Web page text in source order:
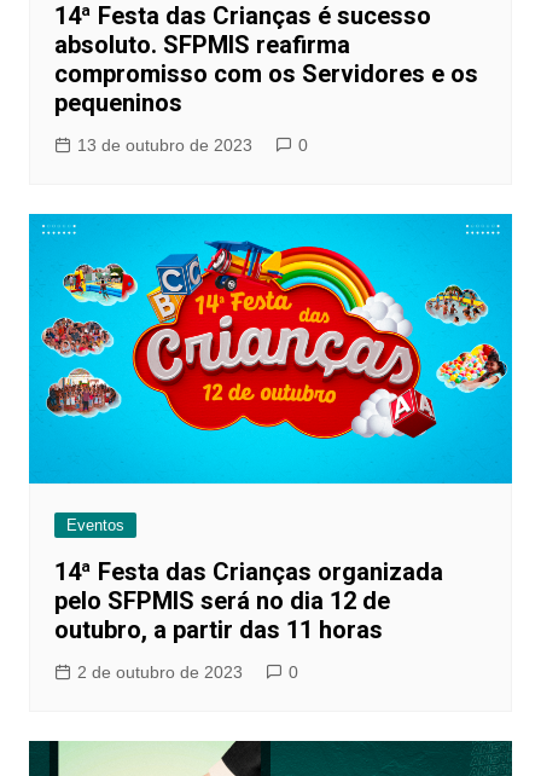
14ª Festa das Crianças é sucesso
absoluto. SFPMIS reafirma
compromisso com os Servidores e os
pequeninos
13 de outubro de 2023 0
Eventos
14ª Festa das Crianças organizada
pelo SFPMIS será no dia 12 de
outubro, a partir das 11 horas
2 de outubro de 2023 0